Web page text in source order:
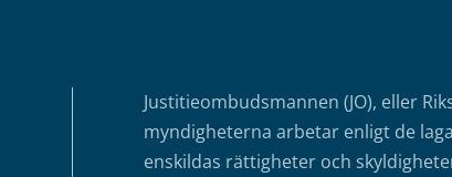
Justitieombudsmannen (JO), eller
myndigheterna arbetar enligt de
enskildas rättigheter och